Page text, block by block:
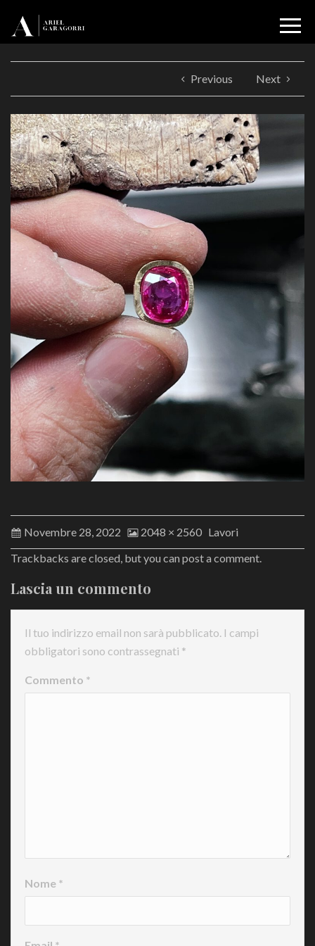
Previous Next
Novembre 28, 2022 2048 × 2560 Lavori
Trackbacks are closed, but you can post a comment.
Lascia un commento
Il tuo indirizzo email non sarà pubblicato. I campi
obbligatori sono contrassegnati *
Commento *
Nome *